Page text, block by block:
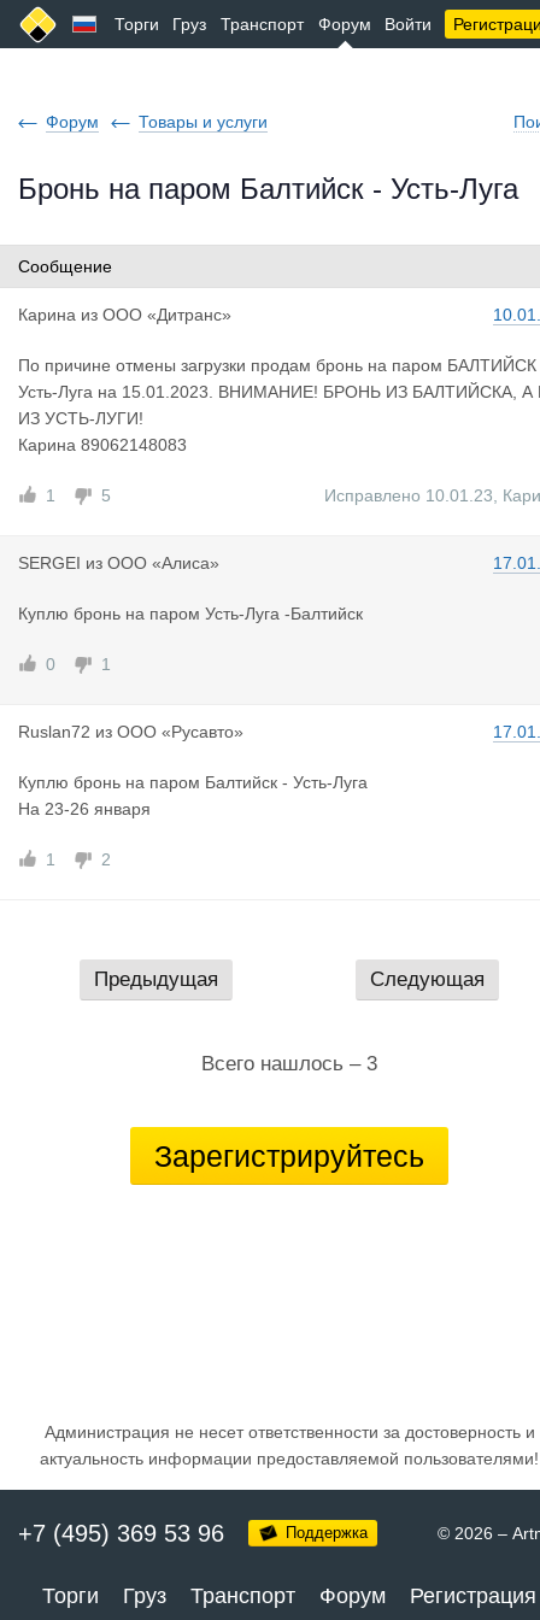
Торги Груз Транспорт Форум Войти
Форум Товары и услуги
Бронь на паром Балтийск - Усть-Луга
Сообщение
Карина из ООО «Дитранс»
По причине отмены загрузки продам бронь на паром БАЛТИЙСК
Усть-Луга на 15.01.2023. ВНИМАНИЕ! БРОНЬ ИЗ БАЛТИЙСКА, А
ИЗ УСТЬ-ЛУГИ!
Карина 89062148083
1 5 Исправлено 10.01.23
SERGEI из ООО «Алиса»
Куплю бронь на паром Усть-Луга -Балтийск
0 1
Ruslan72 из ООО «Русавто»
Куплю бронь на паром Балтийск - Усть-Луга
На 23-26 января
1 2
Предыдущая Следующая
Всего нашлось – 3
Зарегистрируйтесь
Администрация не несет ответственности за достоверность и
актуальность информации предоставляемой пользователями!
+7 (495) 369 53 96 Поддержка © 2026 –
Торги Груз Транспорт Форум Регистрация